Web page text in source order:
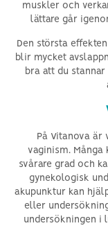
muskler och
lättare går
Den största
blir mycket
bra att du
På Vitanova
vaginism.
svårare grad och
gynekologisk
akupunktur kan
eller
undersökningen i